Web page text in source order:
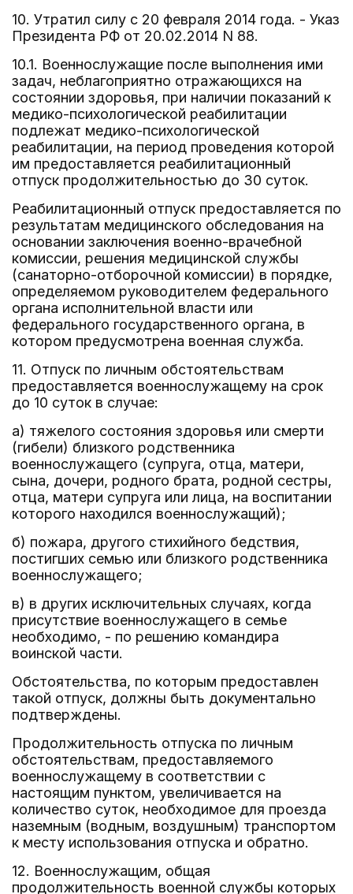
10. Утратил силу с 20 февраля 2014 года. - Указ
Президента РФ от 20.02.2014 N 88.
10.1. Военнослужащие после выполнения ими
задач, неблагоприятно отражающихся на
состоянии здоровья, при наличии показаний к
медико-психологической реабилитации
подлежат медико-психологической
реабилитации, на период проведения которой
им предоставляется реабилитационный
отпуск продолжительностью до 30 суток.
Реабилитационный отпуск предоставляется по
результатам медицинского обследования на
основании заключения военно-врачебной
комиссии, решения медицинской службы
(санаторно-отборочной комиссии) в порядке,
определяемом руководителем федерального
органа исполнительной власти или
федерального государственного органа, в
котором предусмотрена военная служба.
11. Отпуск по личным обстоятельствам
предоставляется военнослужащему на срок
до 10 суток в случае:
а) тяжелого состояния здоровья или смерти
(гибели) близкого родственника
военнослужащего (супруга, отца, матери,
сына, дочери, родного брата, родной сестры,
отца, матери супруга или лица, на воспитании
которого находился военнослужащий);
б) пожара, другого стихийного бедствия,
постигших семью или близкого родственника
военнослужащего;
в) в других исключительных случаях, когда
присутствие военнослужащего в семье
необходимо, - по решению командира
воинской части.
Обстоятельства, по которым предоставлен
такой отпуск, должны быть документально
подтверждены.
Продолжительность отпуска по личным
обстоятельствам, предоставляемого
военнослужащему в соответствии с
настоящим пунктом, увеличивается на
количество суток, необходимое для проезда
наземным (водным, воздушным) транспортом
к месту использования отпуска и обратно.
12. Военнослужащим, общая
продолжительность военной службы которых